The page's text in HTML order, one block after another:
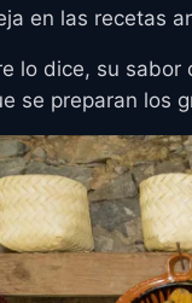
en las recetas
lo dice, su
se preparan los